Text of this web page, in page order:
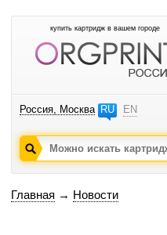
купить картридж в вашем городе
Россия, Москва RU EN
Главная → Новости